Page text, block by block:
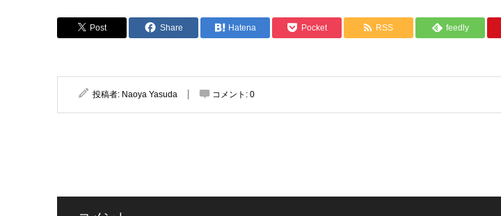
Post Share Hatena Pocket RSS feedly
投稿者: Naoya Yasuda コメント: 0